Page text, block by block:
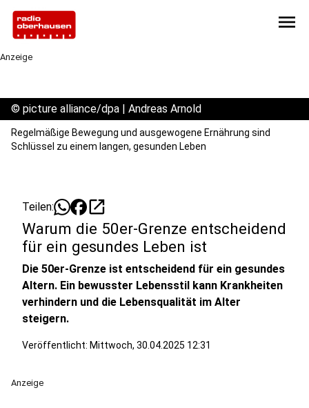
menu
Anzeige
© picture alliance/dpa | Andreas Arnold
Regelmäßige Bewegung und ausgewogene Ernährung sind
Schlüssel zu einem langen, gesunden Leben
Teilen: open_in_new
Warum die 50er-Grenze entscheidend
für ein gesundes Leben ist
Die 50er-Grenze ist entscheidend für ein gesundes
Altern. Ein bewusster Lebensstil kann Krankheiten
verhindern und die Lebensqualität im Alter
steigern.
Veröffentlicht: Mittwoch, 30.04.2025 12:31
Anzeige